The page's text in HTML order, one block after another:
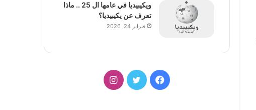
ويكيبيديا في عامها ال 25 .. ماذا
تعرف عن يكيبيديا؟
فبراير 24, 2026
فيسبوكتويتر انستقرام